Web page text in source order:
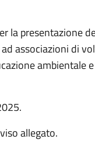
la presentazione
associazioni di
ambientale
allegato.